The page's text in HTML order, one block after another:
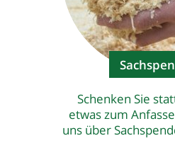
Schenken Sie
etwas zum
uns über